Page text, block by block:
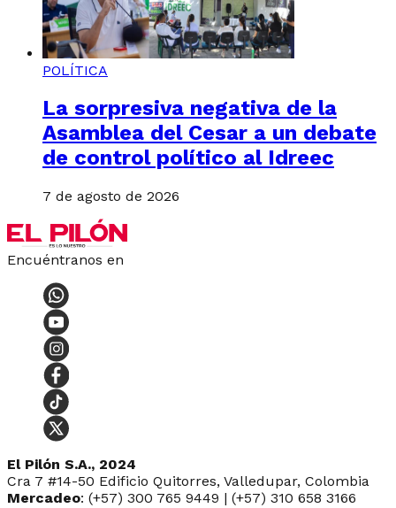
POLÍTICA
La sorpresiva negativa de la
Asamblea del Cesar a un debate
de control político al Idreec
7 de agosto de 2026
Encuéntranos en
El Pilón S.A., 2024
Cra 7 #14-50 Edificio Quitorres, Valledupar, Colombia
Mercadeo: (+57) 300 765 9449 | (+57) 310 658 3166